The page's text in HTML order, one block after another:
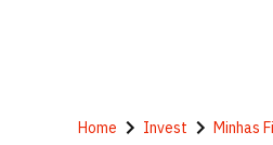
Home Invest Minhas